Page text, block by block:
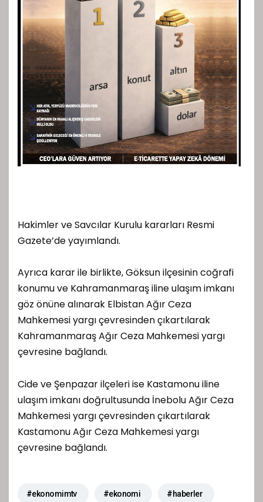
Hakimler ve Savcılar Kurulu kararları Resmi
Gazete’de yayımlandı.
Ayrıca karar ile birlikte, Göksun ilçesinin coğrafi
konumu ve Kahramanmaraş iline ulaşım imkanı
göz önüne alınarak Elbistan Ağır Ceza
Mahkemesi yargı çevresinden çıkartılarak
Kahramanmaraş Ağır Ceza Mahkemesi yargı
çevresine bağlandı.
Cide ve Şenpazar ilçeleri ise Kastamonu iline
ulaşım imkanı doğrultusunda İnebolu Ağır Ceza
Mahkemesi yargı çevresinden çıkartılarak
Kastamonu Ağır Ceza Mahkemesi yargı
çevresine bağlandı.
#ekonomimtv #ekonomi #haberler